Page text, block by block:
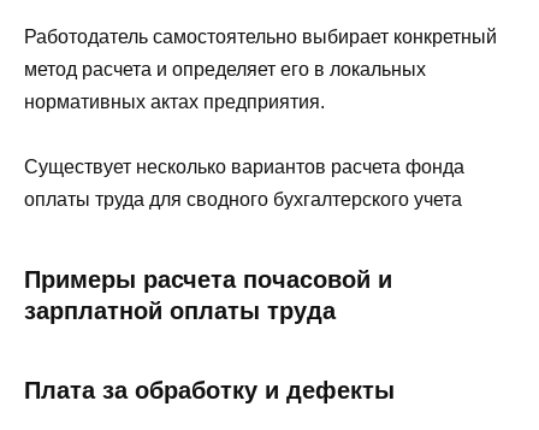
Работодатель самостоятельно выбирает конкретный
метод расчета и определяет его в локальных
нормативных актах предприятия.
Существует несколько вариантов расчета фонда
оплаты труда для сводного бухгалтерского учета
Примеры расчета почасовой и
зарплатной оплаты труда
Плата за обработку и дефекты